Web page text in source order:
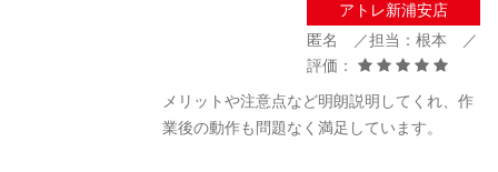
アトレ新浦安店
匿名 ／担当：根本 ／
評価：
メリットや注意点など明朗説明してくれ、作
業後の動作も問題なく満足しています。